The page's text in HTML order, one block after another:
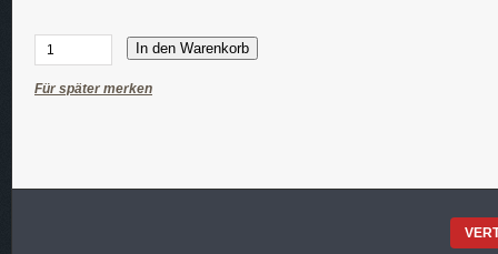
In den Warenkorb
Für später merken